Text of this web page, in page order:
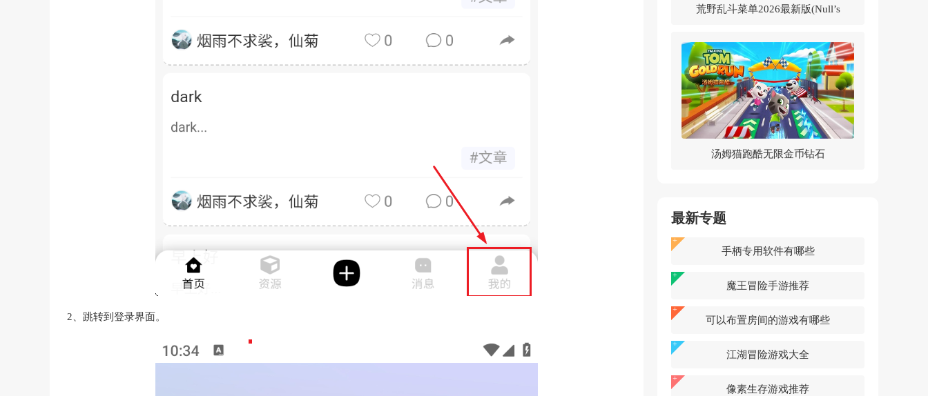
2、跳转到登录界面。
荒野乱斗菜单2026最新版(Null’s
Brawl)v62.264 中文版
汤姆猫跑酷无限金币钻石
最新专题
手柄专用软件有哪些
魔王冒险手游推荐
可以布置房间的游戏有哪些
江湖冒险游戏大全
像素生存游戏推荐